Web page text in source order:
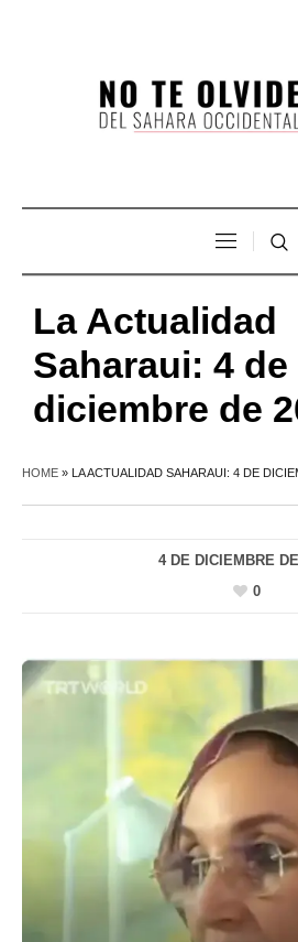
La Actualidad
Saharaui: 4 de
diciembre de
HOME » LA ACTUALIDAD SAHARAUI: 4 DE
4 DE DICIEMBRE
0